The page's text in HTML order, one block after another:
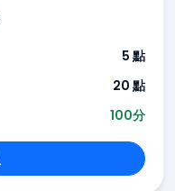
5 點
20 點
100分